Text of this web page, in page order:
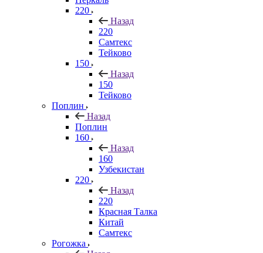
220
Назад
220
Самтекс
Тейково
150
Назад
150
Тейково
Поплин
Назад
Поплин
160
Назад
160
Узбекистан
220
Назад
220
Красная Талка
Китай
Самтекс
Рогожка